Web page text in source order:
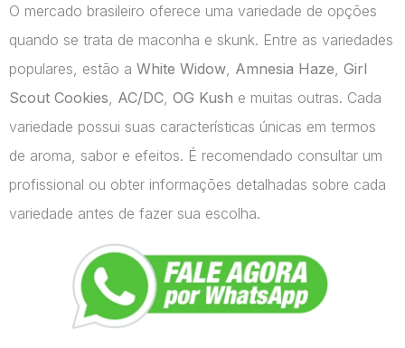
O mercado brasileiro oferece uma variedade de opções
quando se trata de maconha e skunk. Entre as variedades
populares, estão a White Widow Amnesia Haze Girl
Scout Cookies AC/DC OG Kush e muitas outras. Cada
variedade possui suas características únicas em termos
de aroma, sabor e efeitos. É recomendado consultar um
profissional ou obter informações detalhadas sobre cada
variedade antes de fazer sua escolha.